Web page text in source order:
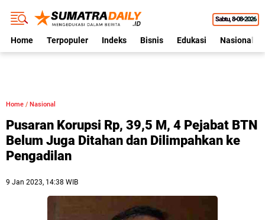
Sabtu 8•08•2026
Home Terpopuler Indeks Bisnis Edukasi Nasional
Home / Nasional
Pusaran Korupsi Rp, 39,5 M, 4 Pejabat BTN
Belum Juga Ditahan dan Dilimpahkan ke
Pengadilan
9 Jan 2023, 14:38 WIB